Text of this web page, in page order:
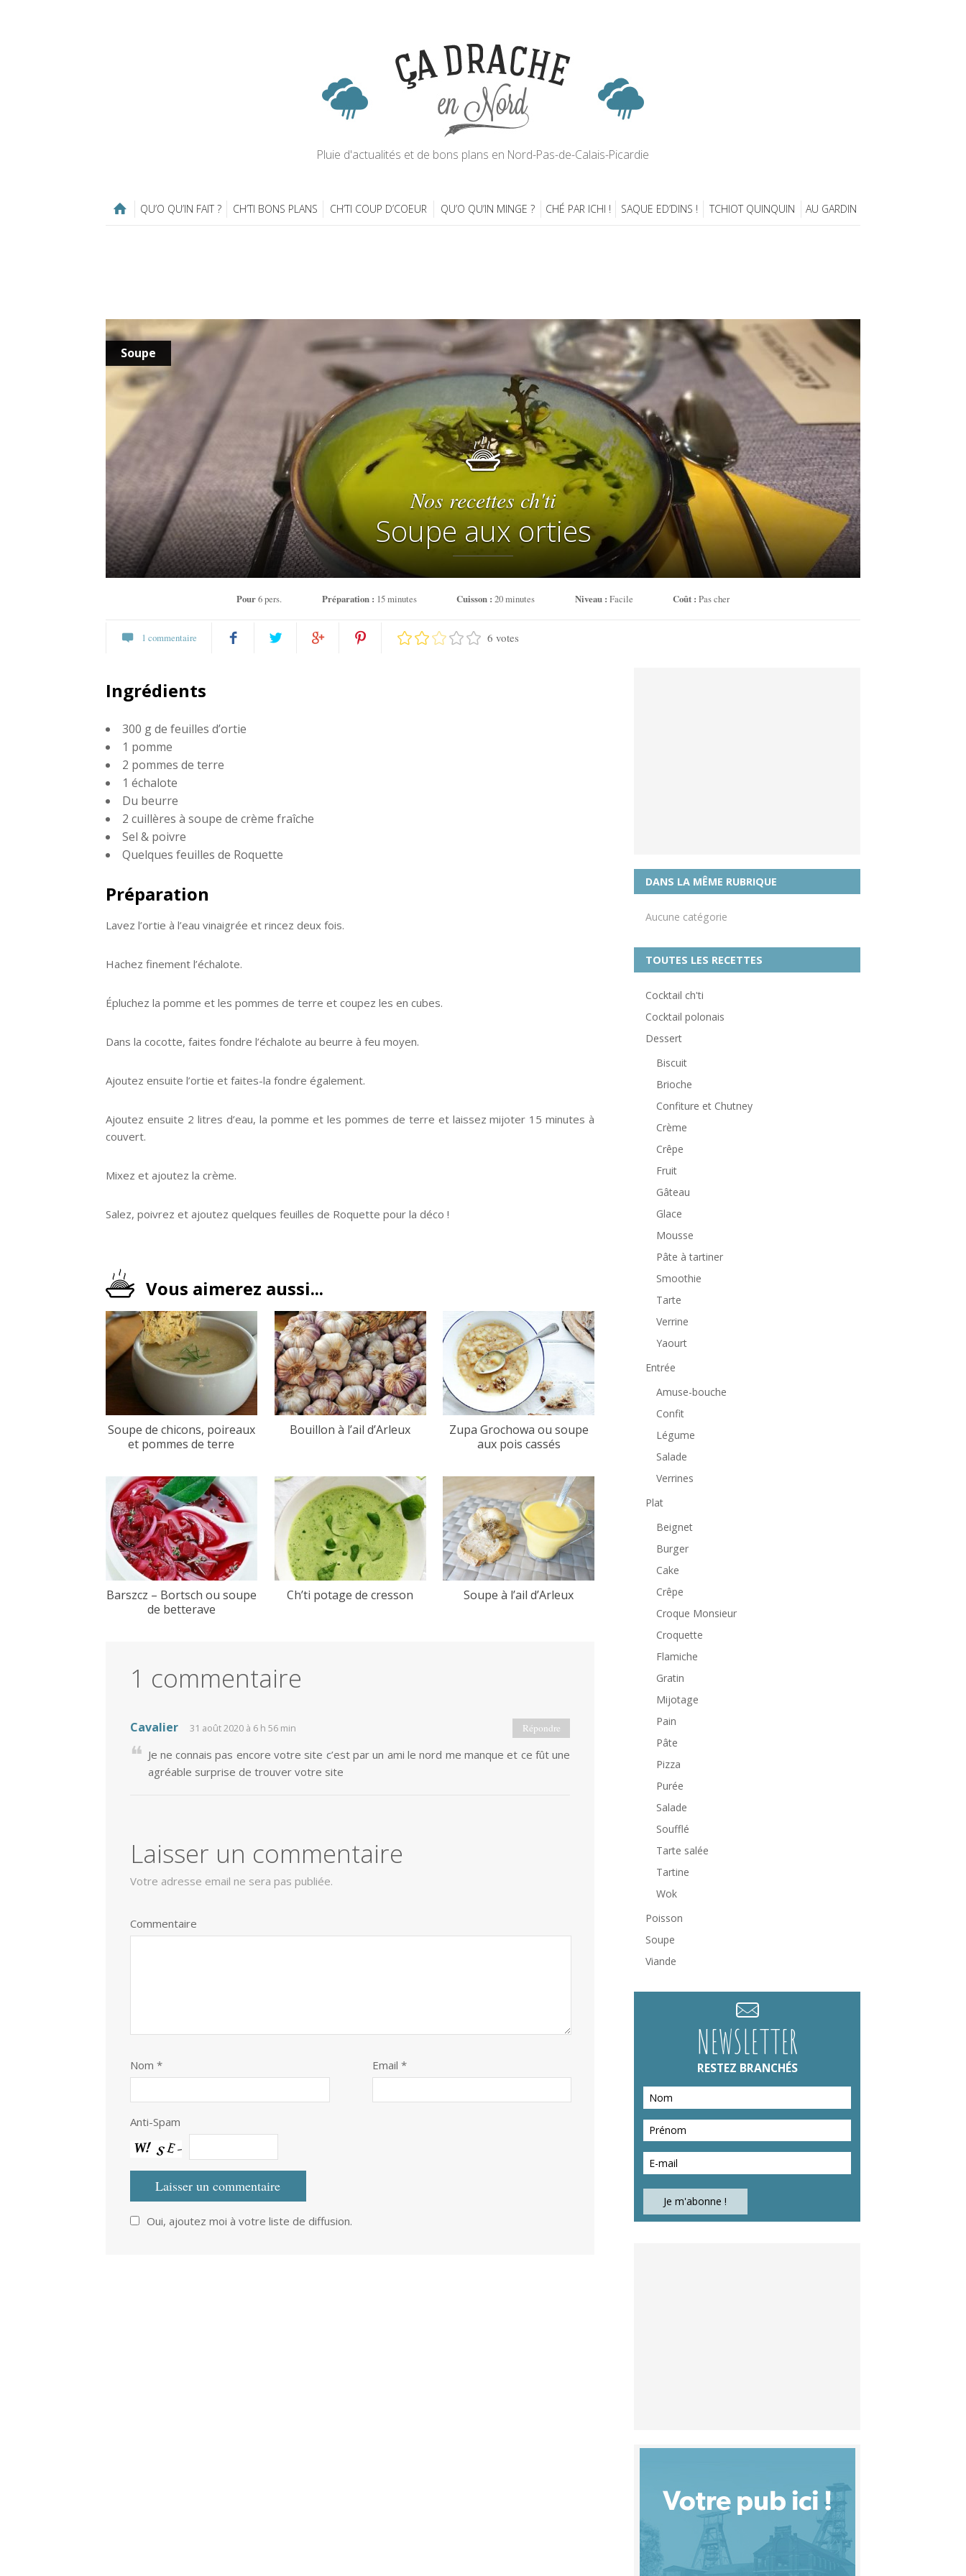
Pluie d'actualités et de bons plans en Nord-Pas-de-Calais-Picardie
QU’O QU’IN FAIT ? CH’TI BONS PLANS CH’TI COUP D’COEUR QU’O QU’IN MINGE ? CHÉ PAR ICHI ! SAQUE ED’DINS ! TCHIOT QUINQUIN AU GARDIN
Soupe
Nos recettes ch'ti
Soupe aux orties
Pour6 pers. Préparation : 15 minutes Cuisson : 20 minutes Niveau : Facile Coût : Pas cher
1 commentaire
Facebook
6 votes
Ingrédients
300 g de feuilles d’ortie
1 pomme
2 pommes de terre
1 échalote
Du beurre
2 cuillères à soupe de crème fraîche
Sel & poivre
Quelques feuilles de Roquette
Préparation
Lavez l’ortie à l’eau vinaigrée et rincez deux fois.
Hachez finement l’échalote.
Épluchez la pomme et les pommes de terre et coupez les en cubes.
Dans la cocotte, faites fondre l’échalote au beurre à feu moyen.
Ajoutez ensuite l’ortie et faites-la fondre également.
Ajoutez ensuite 2 litres d’eau, la pomme et les pommes de terre et laissez mijoter 15 minutes à
couvert.
Mixez et ajoutez la crème.
Salez, poivrez et ajoutez quelques feuilles de Roquette pour la déco !
Vous aimerez aussi...
Soupe de chicons, poireaux
et pommes de terre
Bouillon à l’ail d’Arleux
Zupa Grochowa ou soupe
aux pois cassés
Barszcz – Bortsch ou soupe
de betterave
Ch’ti potage de cresson Soupe à l’ail d’Arleux
1 commentaire
Cavalier 31 août 2020 à 6 h 56 min
Je ne connais pas encore votre site c’est par un ami le nord me manque et ce fût une
agréable surprise de trouver votre site
Répondre
Laisser un commentaire
Votre adresse email ne sera pas publiée.
Commentaire
Nom* Email *
Anti-Spam
Oui, ajoutez moi à votre liste de diffusion.
DANS LA MÊME RUBRIQUE
Aucune catégorie
TOUTES LES RECETTES
Cocktail ch'ti
Cocktail polonais
Dessert
Biscuit
Brioche
Confiture et Chutney
Crème
Crêpe
Fruit
Gâteau
Glace
Mousse
Pâte à tartiner
Smoothie
Tarte
Verrine
Yaourt
Entrée
Amuse-bouche
Confit
Légume
Salade
Verrines
Plat
Beignet
Burger
Cake
Crêpe
Croque Monsieur
Croquette
Flamiche
Gratin
Mijotage
Pain
Pâte
Pizza
Purée
Salade
Soufflé
Tarte salée
Tartine
Wok
Poisson
Soupe
Viande
NEWSLETTER
RESTEZ BRANCHÉS